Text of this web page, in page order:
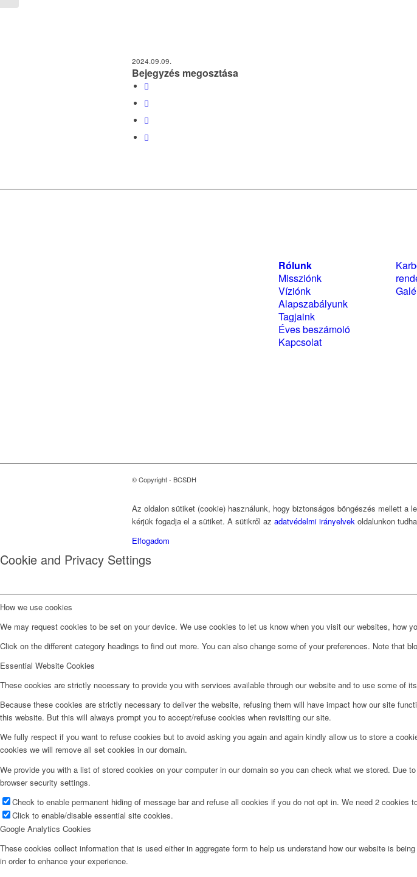
2024.09.09.
Bejegyzés megosztása
Rólunk
Missziónk
Víziónk
Alapszabályunk
Tagjaink
Éves beszámoló
Kapcsolat
© Copyright - BCSDH
Az oldalon sütiket (cookie) használunk, hogy biztonságos böngészés mellett a
kérjük fogadja el a sütiket. A sütikről az adatvédelmi irányelvek oldalunkon
Elfogadom
Cookie and Privacy Settings
How we use cookies
We may request cookies to be set on your device. We use cookies to let us know when you visit our websites, how
Click on the different category headings to find out more. You can also change some of your preferences. Note
Essential Website Cookies
These cookies are strictly necessary to provide you with services available through our website and to use some of
Because these cookies are strictly necessary to deliver the website, refusing them will have impact how our site
this website. But this will always prompt you to accept/refuse cookies when revisiting our site.
We fully respect if you want to refuse cookies but to avoid asking you again and again kindly allow us to store a
cookies we will remove all set cookies in our domain.
We provide you with a list of stored cookies on your computer in our domain so you can check what we stored.
browser security settings.
Check to enable permanent hiding of message bar and refuse all cookies if you do not opt in. We need 2
Click to enable/disable essential site cookies.
Google Analytics Cookies
These cookies collect information that is used either in aggregate form to help us understand how our website is
in order to enhance your experience.